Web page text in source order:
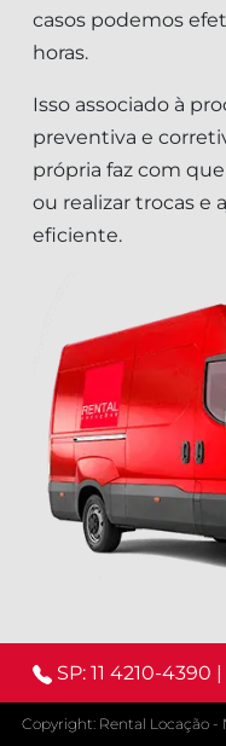
casos podemos
horas.
Isso associado à
preventiva e
própria faz com
ou realizar trocas e
eficiente.
SP: 11 4210-4390 |
Copyright: Rental Locação -